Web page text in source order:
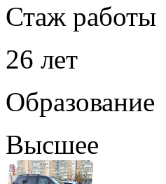
Стаж работы
26 лет
Образование
Высшее